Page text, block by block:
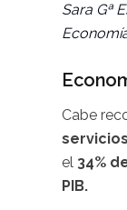
Sara Gª
Cabe
el 34%
PIB.